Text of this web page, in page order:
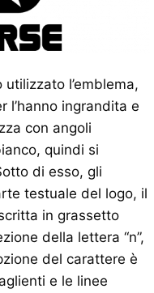
l’emblema,
l’hanno ingrandita e
con angoli
quindi si
di esso, gli
testuale del logo, il
in grassetto
della lettera “n”,
del carattere è
e le linee